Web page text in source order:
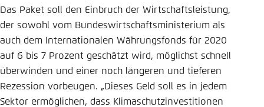
Das Paket soll den Einbruch der Wirtschaftsleistung,
der sowohl vom Bundeswirtschaftsministerium als
auch dem Internationalen Währungsfonds für 2020
auf 6 bis 7 Prozent geschätzt wird, möglichst schnell
überwinden und einer noch längeren und tieferen
Rezession vorbeugen. „Dieses Geld soll es in jedem
Sektor ermöglichen, dass Klimaschutzinvestitionen